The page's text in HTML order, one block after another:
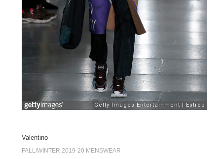
Valentino
FALL/WINTER 2019-20 MENSWEAR